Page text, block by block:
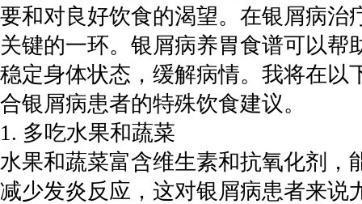
要和对良好饮食的渴望。在银屑病治
关键的一环。银屑病养胃食谱可以帮
稳定身体状态，缓解病情。我将在以
合银屑病患者的特殊饮食建议。
1. 多吃水果和蔬菜
水果和蔬菜富含维生素和抗氧化剂，
减少发炎反应，这对银屑病患者来说